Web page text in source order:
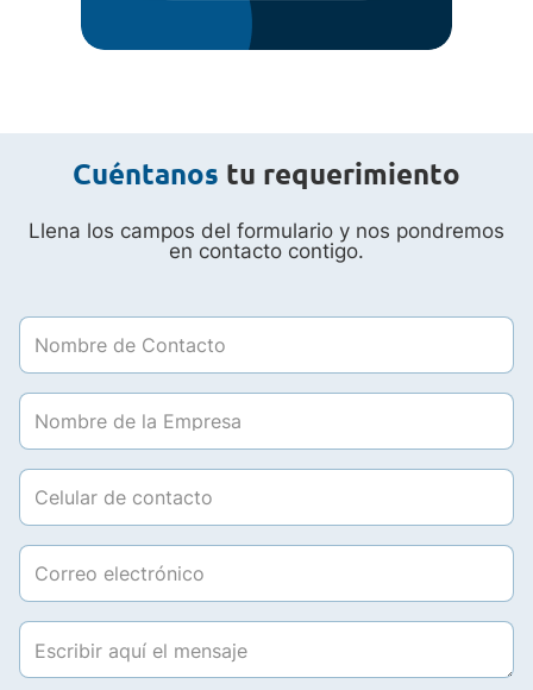
Cuéntanos tu requerimiento
Llena los campos del formulario y nos pondremos
en contacto contigo.